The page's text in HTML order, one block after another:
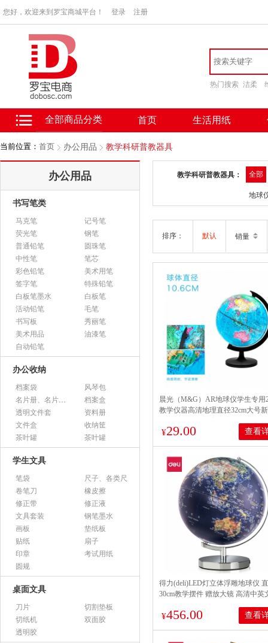
您好，欢迎来到罗宝商城平台！ 登录 注册
热门搜索 洁柔
全部商品分类 首页 生活用纸
当前位置： 首页 办公用品 教学科研普教器具
办公用品
书写笔类
马克笔
记号笔
荧光笔
钢笔
普通铅笔
圆珠笔
中性笔
笔芯
彩色铅笔
美术用笔
签字笔
特殊铅笔
白板笔墨水
白板笔
活动铅笔
毛笔
书写板
秀丽笔
美术用品
油漆笔
自动铅笔
办公收纳
档案袋
风琴包
名片册、名片盒、名片座
档案盒
透明文件套
资料册
文件盒
收纳筐
茶叶罐
茶叶罐
学生文具
笔袋
尺子、各类尺
卷笔刀
橡皮擦
修正带
修正液
文具套装
钢笔墨水
画板
垫纸板
贴纸
扇子
印章
考试用纸
圆规
桌面文具
刀片
切割垫板
切纸机
双面胶
透明胶
教学科研普教器具： 全部
地球
排序： 默认 销量
晨光（M&G）AR地球仪学生专用
教学仪器高清地理直径32cm大号
10.6cm/99818
¥29.00 查看
得力(deli)LED灯立体浮雕地球仪
30cm教学摆件 赠放大镜 高清中英
¥456.00 查看